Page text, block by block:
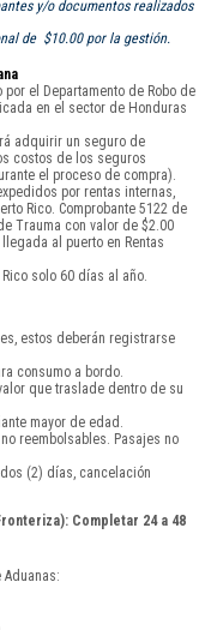
y/o documentos realizados
de $10.00 por la gestión.
el Departamento de Robo de
en el sector de Honduras
adquirir un seguro de
costos de los seguros
el proceso de compra).
por rentas internas,
Rico. Comprobante 5122 de
Trauma con valor de $2.00
al puerto en Rentas
solo 60 días al año.
estos deberán registrarse
consumo a bordo.
que traslade dentro de su
mayor de edad.
reembolsables. Pasajes no
(2) días, cancelación
Completar 24 a 48